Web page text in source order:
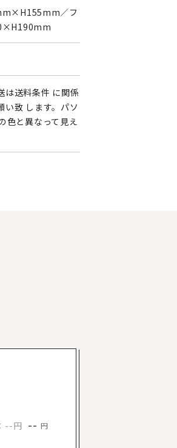
／フ
は送料条件 に関係
い致 します。パソ
色と異なって見え
--円 -- 円